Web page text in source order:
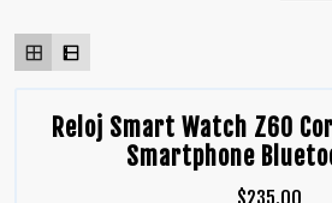
Reloj Smart Watch Z60
Smartphone